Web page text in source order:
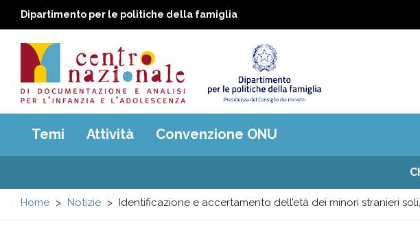
Dipartimento per le politiche della famiglia
Centro
nazionale
di
Main
menu
Temi Attività Convenzione ONU
Home Notizie Identificazione e accertamento dell’età dei minori stranieri